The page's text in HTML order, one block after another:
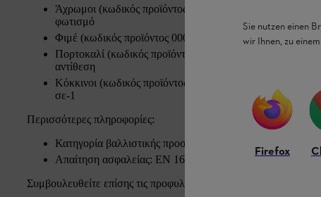
Άχρωμοι (κωδικός προϊόντος 00008840375): Για εργασία
φωτισμό
Φιμέ (κωδικός προϊόντος 00008840375): Για εργασία στο
Πορτοκαλί (κωδικός προϊόντος 00008840373): Για
αντίθεση
Κόκκινοι (κωδικός προϊόντος 00008840345): Αυξημένη
σε-1
Περισσότερες πληροφορίες:
Κατηγορία βαλλιστικής προστασίας: F (45 m/s)
Απαίτηση ασφαλείας: EN 166
Συμβουλευθείτε επίσης τις προφυλάξεις ασφαλείας στις
Sie nutzen einen
wir Ihnen, zu
Firefox